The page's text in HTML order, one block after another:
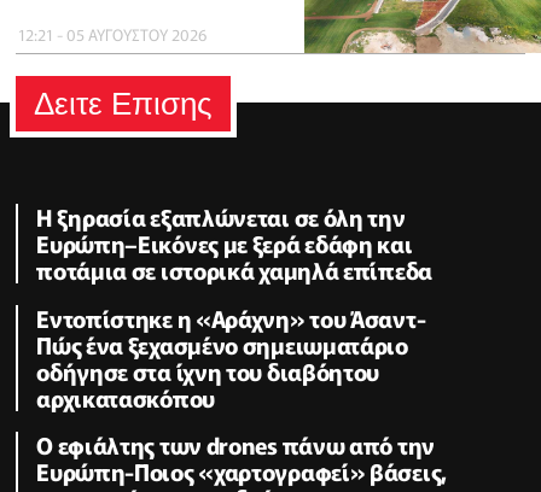
12:21 - 05 ΑΥΓΟΥΣΤΟΥ 2026
Δειτε Επισης
Η ξηρασία εξαπλώνεται σε όλη την
Ευρώπη–Εικόνες με ξερά εδάφη και
ποτάμια σε ιστορικά χαμηλά επίπεδα
Εντοπίστηκε η «Αράχνη» του Άσαντ-
Πώς ένα ξεχασμένο σημειωματάριο
οδήγησε στα ίχνη του διαβόητου
αρχικατασκόπου
Ο εφιάλτης των drones πάνω από την
Ευρώπη-Ποιος «χαρτογραφεί» βάσεις,